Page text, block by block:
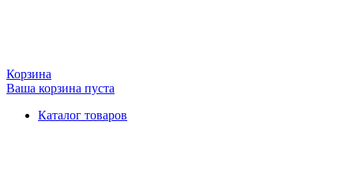
Корзина
Ваша корзина пуста
Каталог товаров